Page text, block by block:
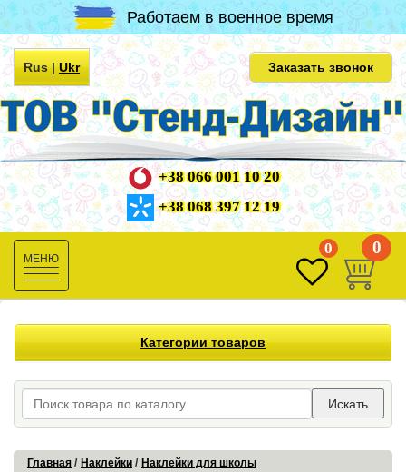
Работаем в военное время
Rus|Ukr Заказать звонок
+38 066 001 10 20
+38 068 397 12 19
Toggle
navigation
0 0
Категории товаров
Искать
Главная Наклейки Наклейки для школы